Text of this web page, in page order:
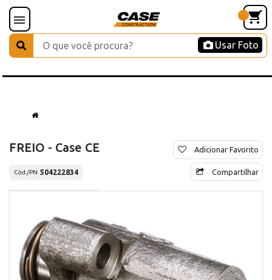
Usar Foto
FREIO - Case CE
Cód./PN 504222834
Adicionar Favorito
Compartilhar